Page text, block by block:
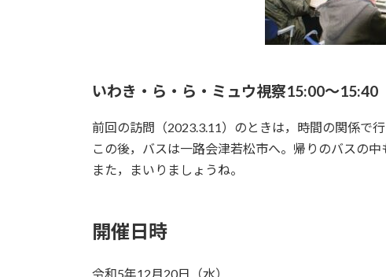
いわき・ら・ら・ミュウ視察15:00～15:40
前回の訪問（2023.3.11）のときは，時間の関係で
この後，バスは一路会津若松市へ。帰りのバスの中
また，まいりましょうね。
開催日時
令和5年12月20日（水）